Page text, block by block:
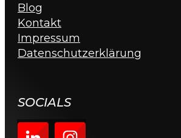
Blog
Kontakt
Impressum
Datenschutzerklärung
SOCIALS